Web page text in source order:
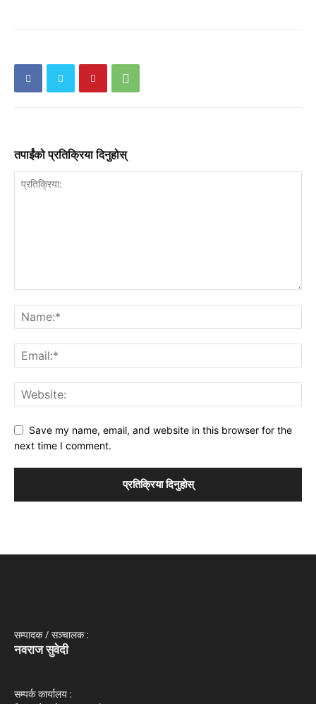
तपाईंको प्रतिक्रिया दिनुहोस्
Save my name, email, and website in this browser for the
next time I comment.
सम्पादक / सञ्‍चालक :
नवराज सुवेदी
सम्पर्क कार्यालय :